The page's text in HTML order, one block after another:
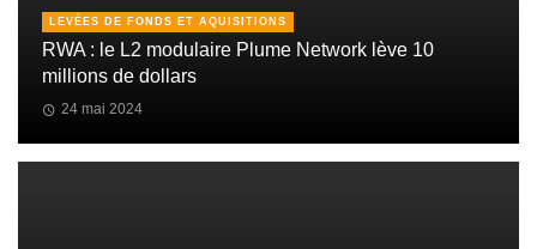
LEVÉES DE FONDS ET AQUISITIONS
RWA : le L2 modulaire Plume Network lève 10
millions de dollars
24 mai 2024